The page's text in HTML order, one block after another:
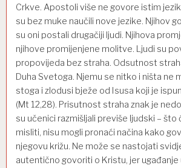
Crkve. Apostoli više ne govore istim
su bez muke naučili nove jezike. Njihov
su oni postali drugačiji ljudi. Njihova
njihove promijenjene molitve. Ljudi su
propovijeda bez straha. Odsutnost
Duha Svetoga. Njemu se nitko i ništa ne
stoga i zlodusi bježe od Isusa koji je
(Mt 12,28). Prisutnost straha znak je
su učenici razmišljali previše ljudski – što
misliti, nisu mogli pronaći načina kako
njegovu križu. Ne može se nastojati
autentično govoriti o Kristu, jer ugađanje